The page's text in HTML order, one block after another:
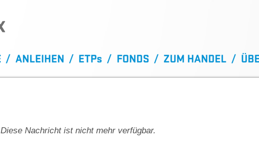
Diese Nachricht ist nicht mehr verfügbar.